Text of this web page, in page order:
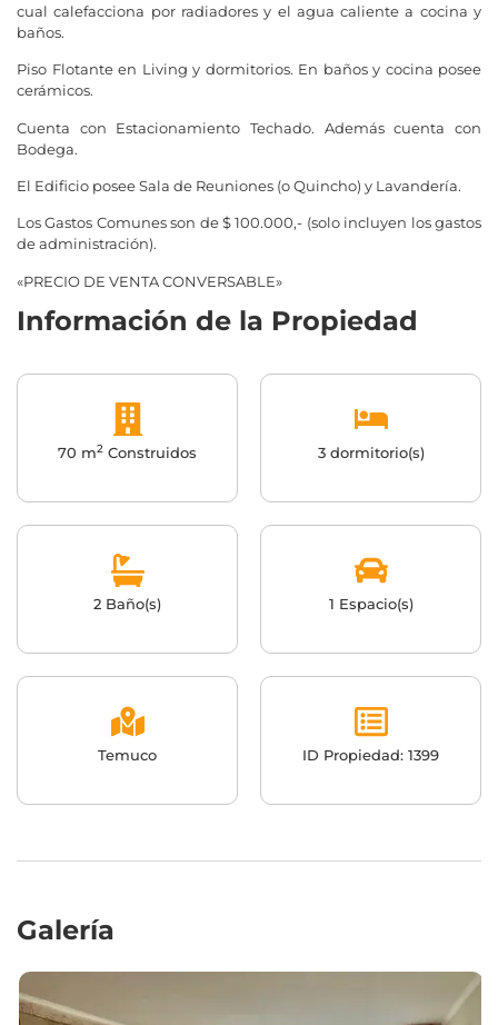
cual calefacciona por radiadores y el agua caliente a cocina y
baños.
Piso Flotante en Living y dormitorios. En baños y cocina posee
cerámicos.
Cuenta con Estacionamiento Techado. Además cuenta con
Bodega.
El Edificio posee Sala de Reuniones (o Quincho) y Lavandería.
Los Gastos Comunes son de $ 100.000,- (solo incluyen los gastos
de administración).
«PRECIO DE VENTA CONVERSABLE»
Información de la Propiedad
70 m2 Construidos 3 dormitorio(s)
2 Baño(s) 1 Espacio(s)
Temuco ID Propiedad: 1399
Galería